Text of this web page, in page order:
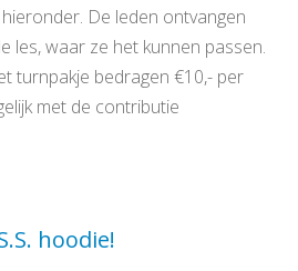
De leden ontvangen
les, waar ze het kunnen passen.
turnpakje bedragen €10,- per
met de contributie
hoodie!